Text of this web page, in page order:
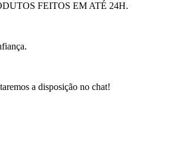
FEITOS EM ATÉ 24H.
a disposição no chat!